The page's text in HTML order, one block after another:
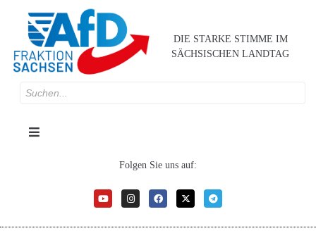
DIE STARKE STIMME IM
SÄCHSISCHEN LANDTAG
Folgen Sie uns auf: